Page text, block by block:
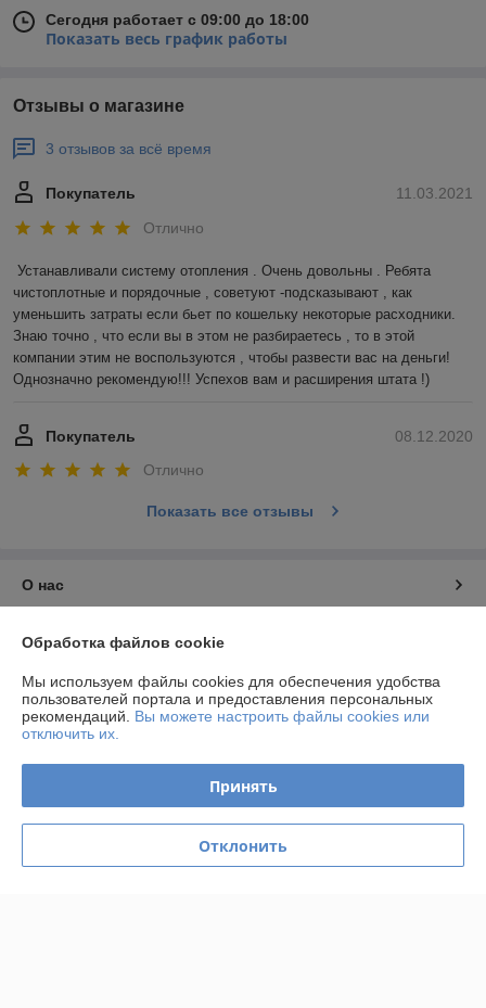
Сегодня работает с 09:00 до 18:00
Показать весь график работы
Отзывы о магазине
3 отзывов за всё время
11.03.2021
Покупатель
Отлично
Устанавливали систему отопления . Очень довольны . Ребята
чистоплотные и порядочные , советуют -подсказывают , как
уменьшить затраты если бьет по кошельку некоторые расходники.
Знаю точно , что если вы в этом не разбираетесь , то в этой
компании этим не воспользуются , чтобы развести вас на деньги!
Однозначно рекомендую!!! Успехов вам и расширения штата !)
08.12.2020
Покупатель
Отлично
Показать все отзывы
О нас
Контакты
Доставка и оплата
График работы
Политика обработки cookies
Обработка файлов cookie
Мы используем файлы cookies для обеспечения удобства
пользователей портала и предоставления персональных
рекомендаций. Вы можете настроить файлы cookies или
отключить их.
Принять
Отклонить